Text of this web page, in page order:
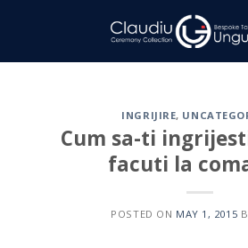
INGRIJIRE,
Cum sa-ti
facuti la
POSTED ON MAY 1, 2015